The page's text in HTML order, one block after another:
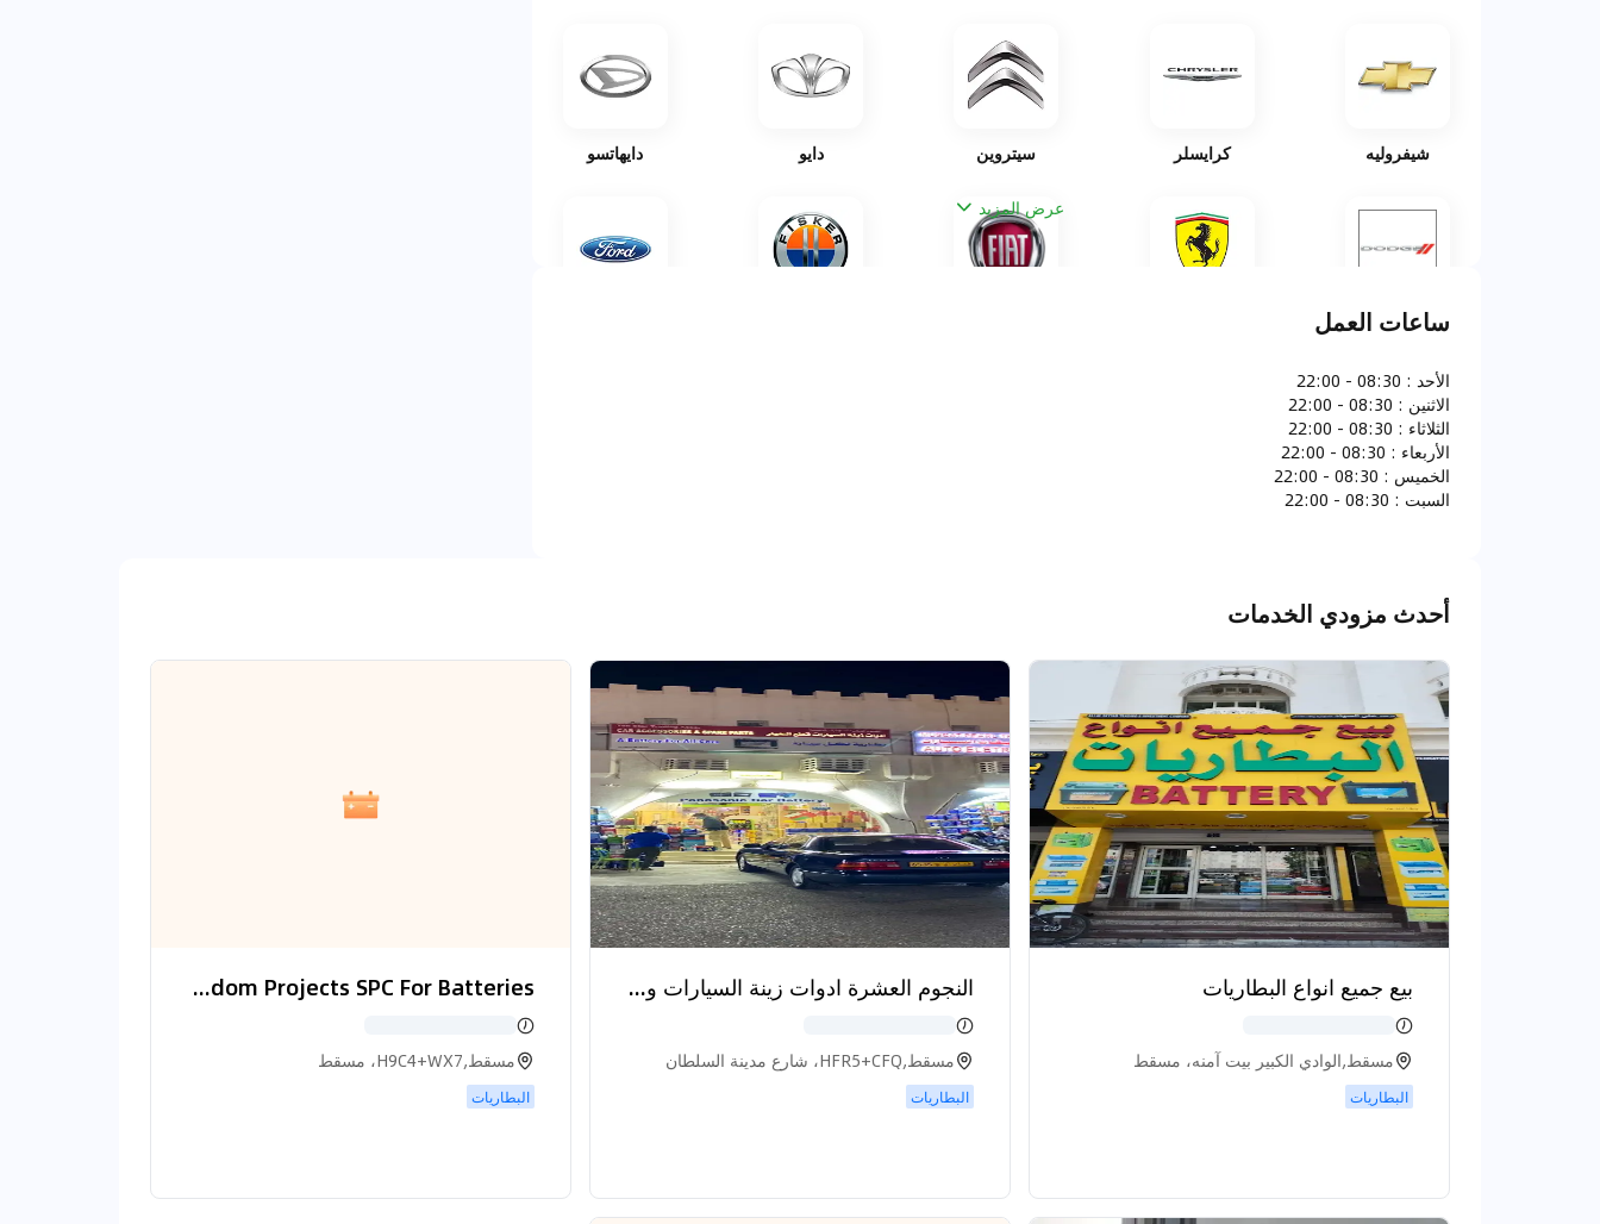
شيفروليه كرايسلر سيتروين دايو دايهاتسو
دودج
جاك جونو
ايسوزو ايفيكو
كي تي ام كيا كوينجسيج لادا لامبورجيني
لانسيا
مازيراتي مكلارين
عرض المزيد
ساعات العمل
الأحد :
08:30 - 22:00
الاثنين :
08:30 - 22:00
الثلاثاء :
08:30 - 22:00
الأربعاء :
08:30 - 22:00
الخميس :
08:30 - 22:00
السبت :
08:30 - 22:00
أحدث مزودي الخدمات
بيع جميع انواع البطاريات
مسقط,الوادي الكبير بيت آمنه، مسقط
البطاريات
النجوم العشرة ادوات زينة السيارات وقطع الغيار وبطارات السيارات
مسقط,HFR5+CFQ، شارع مدينة السلطان
قابوس، مسقط،، مسقط
البطاريات
ENERGY Kingdom Projects SPC For Batteries( شركة مشاريع مملكة الطاقة للبطاريات )
مسقط,H9C4+WX7، مسقط
البطاريات